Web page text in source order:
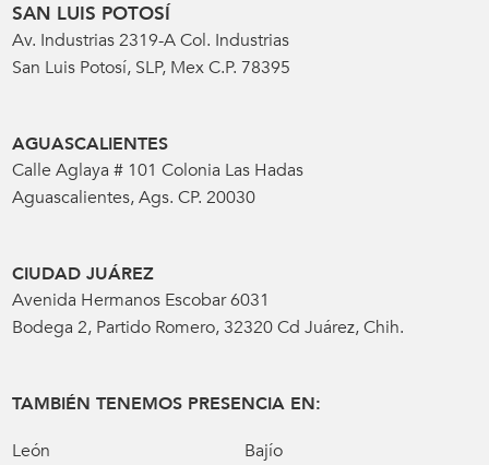
SAN LUIS POTOSÍ
Av. Industrias 2319-A Col. Industrias
San Luis Potosí, SLP, Mex C.P. 78395
AGUASCALIENTES
Calle Aglaya # 101 Colonia Las Hadas
Aguascalientes, Ags. CP. 20030
CIUDAD JUÁREZ
Avenida Hermanos Escobar 6031
Bodega 2, Partido Romero, 32320 Cd Juárez, Chih.
TAMBIÉN TENEMOS PRESENCIA EN:
León
Bajío